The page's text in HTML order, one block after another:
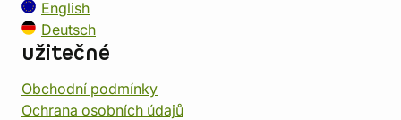
English
Deutsch
užitečné
Obchodní podmínky
Ochrana osobních údajů